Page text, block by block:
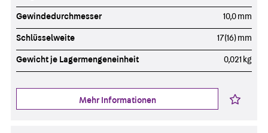
Gewindedurchmesser 10,0 mm
Schlüsselweite 17(16) mm
Gewicht je Lagermengeneinheit 0,021 kg
Mehr Informationen